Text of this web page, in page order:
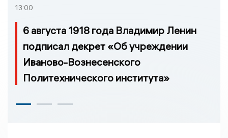
13:00
6 августа 1918 года Владимир Ленин
подписал декрет «Об учреждении
Иваново-Вознесенского
Политехнического института»